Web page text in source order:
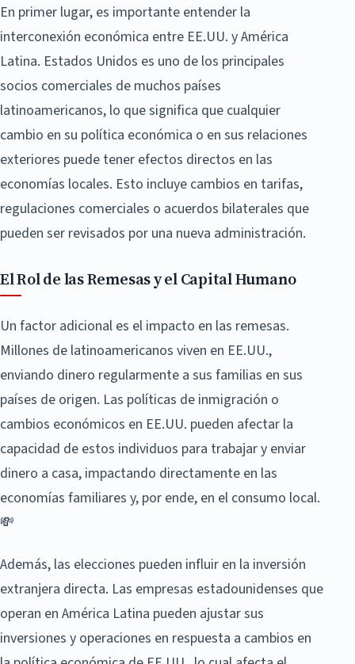
En primer lugar, es importante entender la
interconexión económica entre EE.UU. y América
Latina. Estados Unidos es uno de los principales
socios comerciales de muchos países
latinoamericanos, lo que significa que cualquier
cambio en su política económica o en sus relaciones
exteriores puede tener efectos directos en las
economías locales. Esto incluye cambios en tarifas,
regulaciones comerciales o acuerdos bilaterales que
pueden ser revisados por una nueva administración.
El Rol de las Remesas y el Capital Humano
Un factor adicional es el impacto en las remesas.
Millones de latinoamericanos viven en EE.UU.,
enviando dinero regularmente a sus familias en sus
países de origen. Las políticas de inmigración o
cambios económicos en EE.UU. pueden afectar la
capacidad de estos individuos para trabajar y enviar
dinero a casa, impactando directamente en las
economías familiares y, por ende, en el consumo local.
💸
Además, las elecciones pueden influir en la inversión
extranjera directa. Las empresas estadounidenses que
operan en América Latina pueden ajustar sus
inversiones y operaciones en respuesta a cambios en